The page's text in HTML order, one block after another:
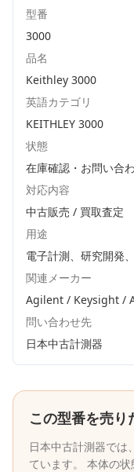
型番
3000
品名
Keithley 3000
英語カテゴリ
KEITHLEY 3000
状態
在庫確認・お問い合
対応内容
中古販売 / 買取査定
用途
電子計測、研究開発
関連メーカー
Agilent / Keysight /
問い合わせ先
日本中古計測器
この型番を売り
日本中古計測器では、
ています。 本体の